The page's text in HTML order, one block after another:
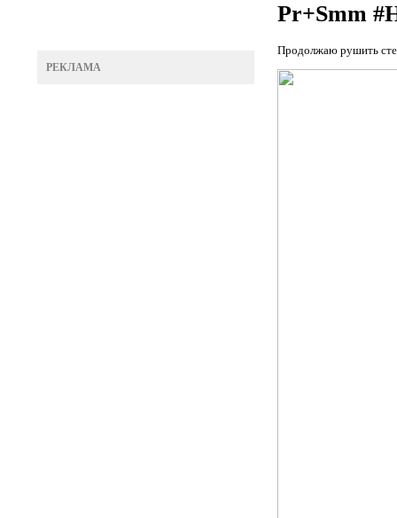
РЕКЛАМА
Pr+Smm
Продолжаю рушить